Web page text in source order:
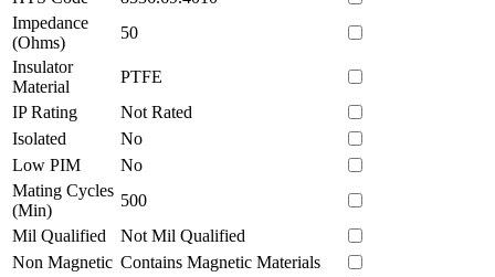
Impedance
(Ohms)
50
Insulator
Material
PTFE
IP Rating
Not Rated
Isolated
No
Low PIM
No
Mating Cycles
(Min)
500
Mil Qualified
Not Mil Qualified
Non Magnetic Contains Magnetic Materials